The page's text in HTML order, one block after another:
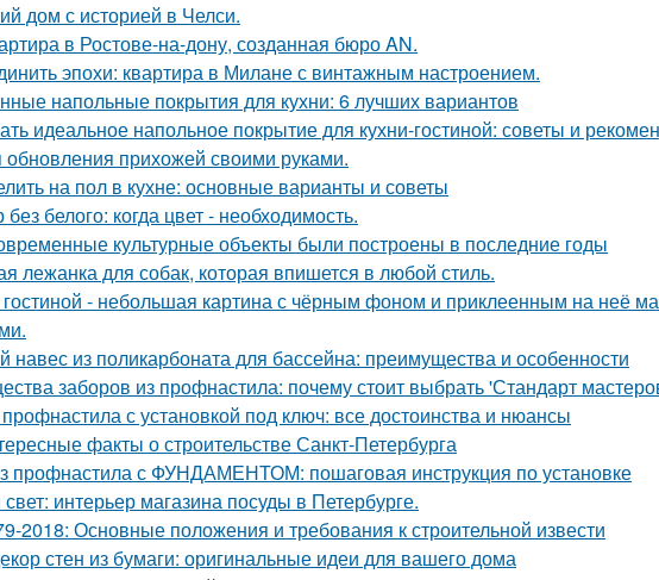
дом с историей в Челси.
в Ростове-на-дону, созданная бюро AN.
эпохи: квартира в Милане с винтажным настроением.
напольные покрытия для кухни: 6 лучших вариантов
идеальное напольное покрытие для кухни-гостиной: советы и
прихожей своими руками.
на пол в кухне: основные варианты и советы
белого: когда цвет - необходимость.
культурные объекты были построены в последние годы
лежанка для собак, которая впишется в любой стиль.
- небольшая картина с чёрным фоном и приклеенным на неё
навес из поликарбоната для бассейна: преимущества и особенности
заборов из профнастила: почему стоит выбрать 'Стандарт
с установкой под ключ: все достоинства и нюансы
факты о строительстве Санкт-Петербурга
профнастила с ФУНДАМЕНТОМ: пошаговая инструкция по установке
интерьер магазина посуды в Петербурге.
2018: Основные положения и требования к строительной извести
стен из бумаги: оригинальные идеи для вашего дома